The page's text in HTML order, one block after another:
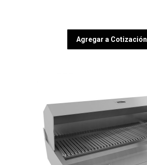
Agregar a Cotización